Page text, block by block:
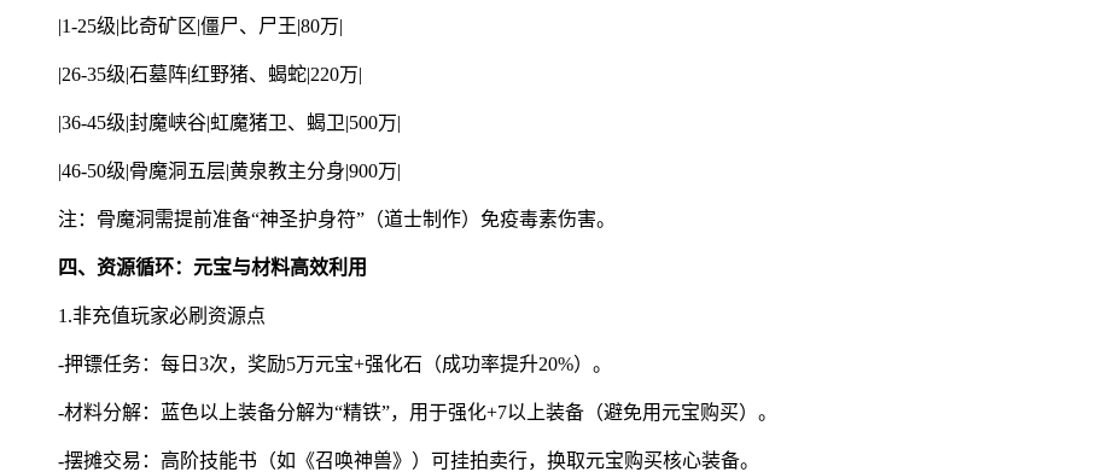
|1-25级|比奇矿区|僵尸、尸王|80万|
|26-35级|石墓阵|红野猪、蝎蛇|220万|
|36-45级|封魔峡谷|虹魔猪卫、蝎卫|500万|
|46-50级|骨魔洞五层|黄泉教主分身|900万|
注：骨魔洞需提前准备“神圣护身符”（道士制作）免疫毒素伤害。
四、资源循环：元宝与材料高效利用
1.非充值玩家必刷资源点
-押镖任务：每日3次，奖励5万元宝+强化石（成功率提升20%）。
-材料分解：蓝色以上装备分解为“精铁”，用于强化+7以上装备（避免用元宝购买）。
-摆摊交易：高阶技能书（如《召唤神兽》）可挂拍卖行，换取元宝购买核心装备。